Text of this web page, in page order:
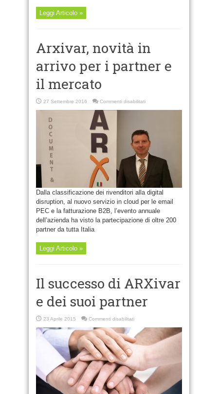
Leggi Articolo »
Arxivar, novità in
arrivo per i partner e
il mercato
27 Settembre 2016 Commenti disabilitatisu
novità
i
partner
e
il
mercato
Dalla classificazione dei rivenditori alla digital
disruption, al nuovo servizio in cloud per le email
PEC e la fatturazione B2B, l’evento annuale
dell’azienda ha visto la partecipazione di oltre 200
partner da tutta Italia
Leggi Articolo »
Il successo di ARXivar
e dei suoi partner
23 Aprile 2015 Commenti disabilitatisu
successo
di
ARXivar
e
partner